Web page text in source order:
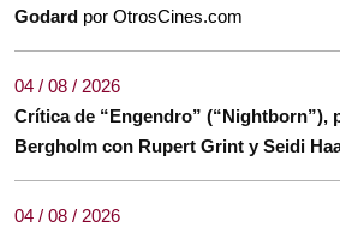
Godard por OtrosCines.com
04 / 08 / 2026
Crítica de “Engendro” (“Nightborn”),
Bergholm con Rupert Grint y Seidi
04 / 08 / 2026